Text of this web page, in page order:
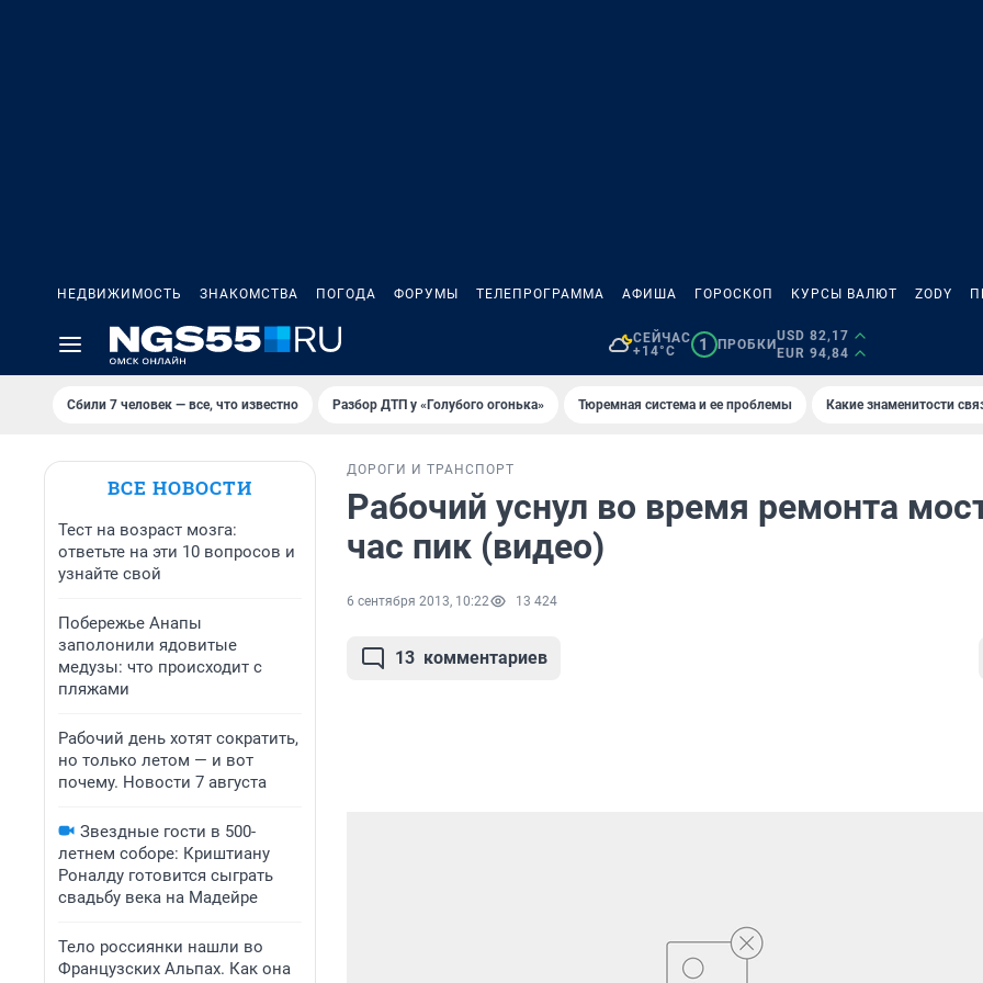
НЕДВИЖИМОСТЬ ЗНАКОМСТВА ПОГОДА ФОРУМЫ ТЕЛЕПРОГРАММА АФИША ГОРОСКОП КУРСЫ ВАЛЮТ ZODY
СЕЙЧАС
+14°C
1 ПРОБКИ
USD 82,17
EUR 94,84
Сбили 7 человек — все, что известно Разбор ДТП у «Голубого огонька» Тюремная система и ее проблемы Какие знаменитости
ВСЕ НОВОСТИ
Тест на возраст мозга:
ответьте на эти 10 вопросов и
узнайте свой
Побережье Анапы
заполонили ядовитые
медузы: что происходит с
пляжами
Рабочий день хотят сократить,
но только летом — и вот
почему. Новости 7 августа
Звездные гости в 500-
летнем соборе: Криштиану
Роналду готовится сыграть
свадьбу века на Мадейре
Тело россиянки нашли во
Французских Альпах. Как она
ДОРОГИ И ТРАНСПОРТ
Рабочий уснул во время ремонта
час пик (видео)
6 сентября 2013, 10:22 13 424
13 комментариев